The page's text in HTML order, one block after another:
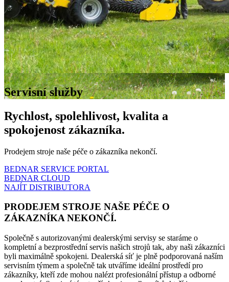
Servisní služby
Rychlost, spolehlivost, kvalita a
spokojenost zákazníka.
Prodejem stroje naše péče o zákazníka nekončí.
BEDNAR SERVICE PORTAL
BEDNAR CLOUD
NAJÍT DISTRIBUTORA
PRODEJEM STROJE NAŠE PÉČE O
ZÁKAZNÍKA NEKONČÍ.
Společně s autorizovanými dealerskými servisy se staráme o
kompletní a bezprostřední servis našich strojů tak, aby naši zákazníci
byli maximálně spokojeni. Dealerská síť je plně podporovaná naším
servisním týmem a společně tak utváříme ideální prostředí pro
zákazníky, kteří zde mohou nalézt profesionální přístup a odborné